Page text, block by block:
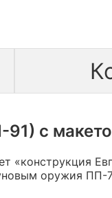
с
«конструкция
оружия ПП-